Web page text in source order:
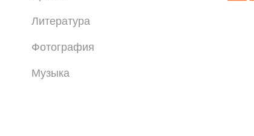
Литература
Фотография
Музыка